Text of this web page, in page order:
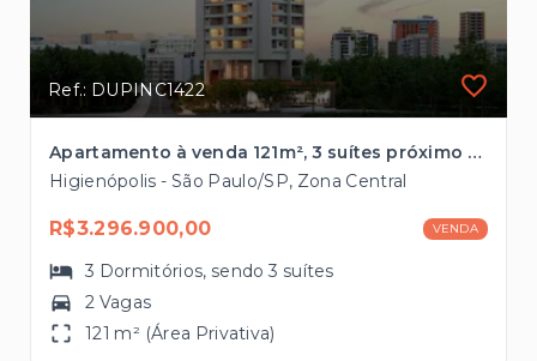
Ref.: DUPINC1422
Apartamento à venda 121m², 3 suítes próximo à Paulista.
Higienópolis - São Paulo/SP, Zona Central
R$3.296.900,00 VENDA
3 Dormitórios, sendo3 suítes
2 Vagas
121 m² (Área Privativa)